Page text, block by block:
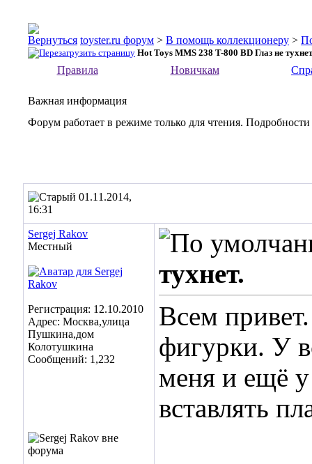
toyster.ru форум > В помощь коллекционеру >
Hot Toys MMS 238 T-800 BD Глаз не
Правила Новичкам
Важная информация
Форум работает в режиме только для чтения.
01.11.2014,
16:31
Sergej Rakov
Местный
Регистрация: 12.10.2010
Адрес: Москва,улица
Пушкина,дом
Колотушкина
Сообщений: 1,232
тухнет.
Всем
фигурки. У
меня и ещё у
вставлять